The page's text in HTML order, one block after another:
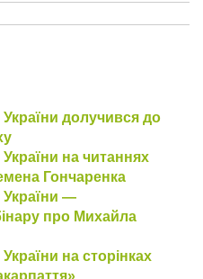
України долучився до
на читаннях
Гончаренка
України —
про Михайла
на сторінках